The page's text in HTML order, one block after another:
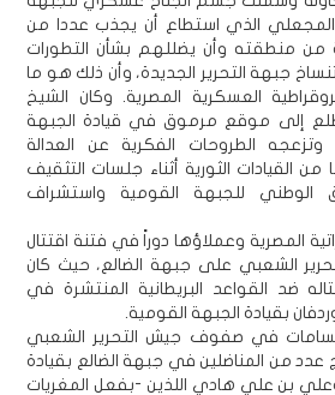
المجعلي الذي استطاع أن يجذب عددا من
من منطقته وأن يضللهم بشأن التطورات
جبهة التحرير الجديدة، وأن ذلك هو ما
العسكرية المصرية. وكان الشيخ
إلى موقع مرموق في قيادة الجبهة
الطروحات الفكرية عن العدالة
القيادات الثورية أثناء جلسات التثقيف
الوطني للجبهة القومية واستشراف
المصرية وعملاؤها دوراً في فتنة اقتتال
الشعبي على جبهة الضالع، حيث كان
ضد القواعد البريطانية المنتشرة في
بقيادة الجبهة القومية.
في صفوف جيش التحرير الشعبي
عدد من المناضلين في جبهة الضالع بقيادة
بن علي هادي اللذين -بفعل المغريات